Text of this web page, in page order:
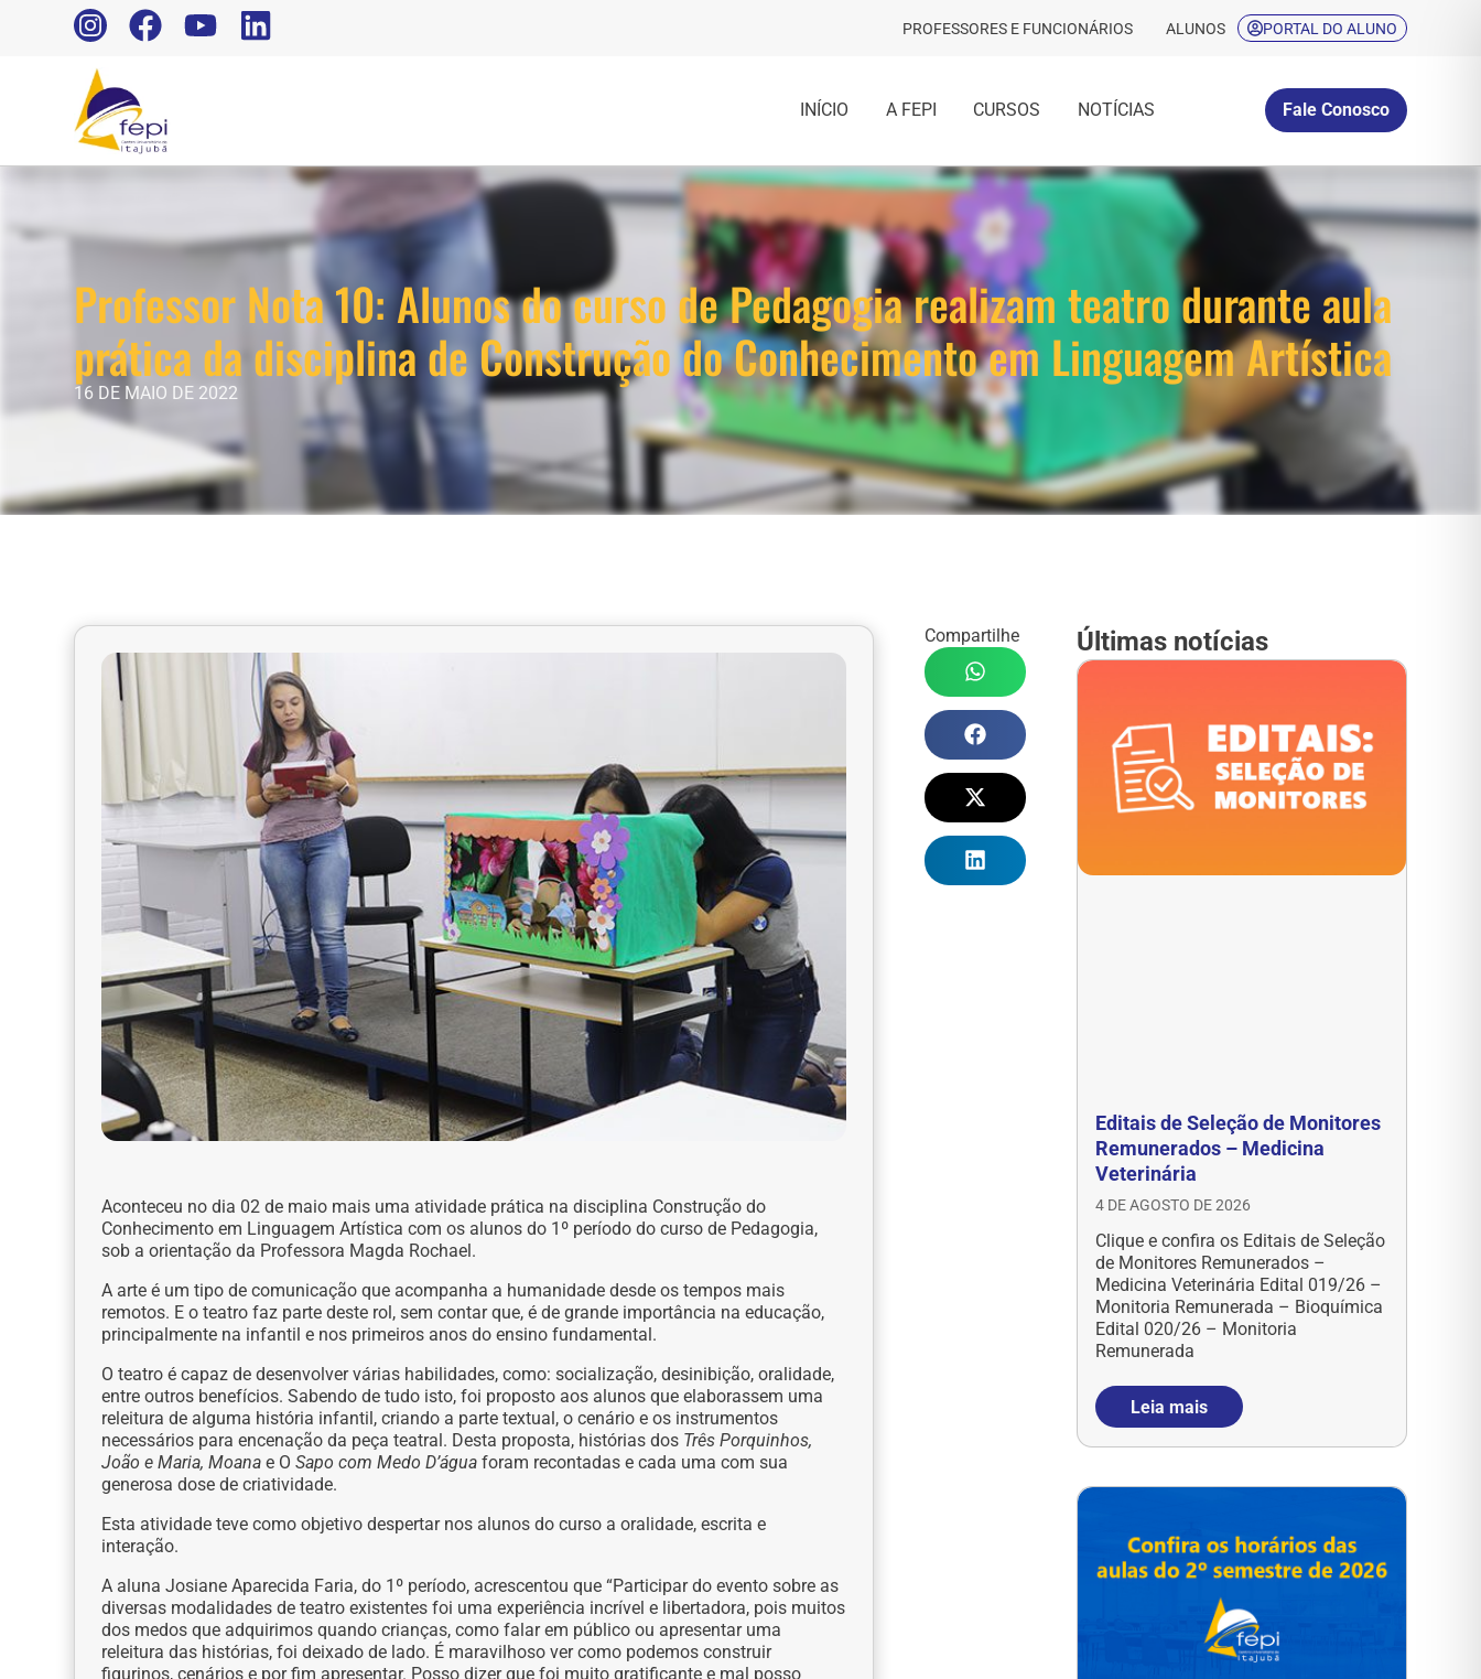
PROFESSORES E FUNCIONÁRIOS ALUNOS PORTAL DO ALUNO
INÍCIO A FEPI CURSOS NOTÍCIAS Fale Conosco
Professor Nota 10: Alunos do curso de Pedagogia realizam teatro durante aula
prática da disciplina de Construção do Conhecimento em Linguagem Artística
16 DE MAIO DE 2022
Aconteceu no dia 02 de maio mais uma atividade prática na disciplina Construção do
Conhecimento em Linguagem Artística com os alunos do 1º período do curso de Pedagogia,
sob a orientação da Professora Magda Rochael.
A arte é um tipo de comunicação que acompanha a humanidade desde os tempos mais
remotos. E o teatro faz parte deste rol, sem contar que, é de grande importância na educação,
principalmente na infantil e nos primeiros anos do ensino fundamental.
O teatro é capaz de desenvolver várias habilidades, como: socialização, desinibição, oralidade,
entre outros benefícios. Sabendo de tudo isto, foi proposto aos alunos que elaborassem uma
releitura de alguma história infantil, criando a parte textual, o cenário e os instrumentos
necessários para encenação da peça teatral. Desta proposta, histórias dos Três Porquinhos,
João e Maria, Moana e OSapo com Medo D’água foram recontadas e cada uma com sua
generosa dose de criatividade.
Esta atividade teve como objetivo despertar nos alunos do curso a oralidade, escrita e
interação.
A aluna Josiane Aparecida Faria, do 1º período, acrescentou que “Participar do evento sobre as
diversas modalidades de teatro existentes foi uma experiência incrível e libertadora, pois muitos
dos medos que adquirimos quando crianças, como falar em público ou apresentar uma
releitura das histórias, foi deixado de lado. É maravilhoso ver como podemos construir
figurinos, cenários e por fim apresentar. Posso dizer que foi muito gratificante e mal posso
Compartilhe Últimas notícias
Editais de Seleção de Monitores
Remunerados – Medicina
Veterinária
4 DE AGOSTO DE 2026
Clique e confira os Editais de Seleção
de Monitores Remunerados –
Medicina Veterinária Edital 019/26 –
Monitoria Remunerada – Bioquímica
Edital 020/26 – Monitoria
Remunerada
Leia mais